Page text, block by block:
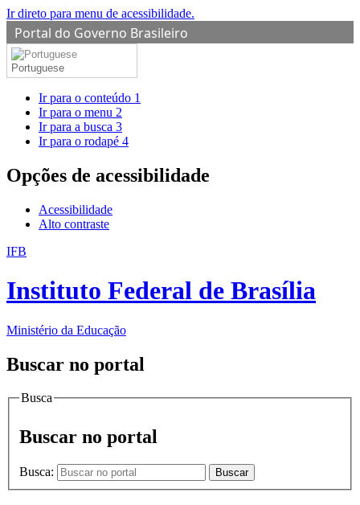
Ir direto para menu de acessibilidade.
Portal do Governo Brasileiro
Portuguese
Ir para o conteúdo 1
Ir para o menu 2
Ir para a busca 3
Ir para o rodapé 4
Opções de acessibilidade
Acessibilidade
Alto contraste
IFB
Instituto Federal de Brasília
Ministério da Educação
Buscar no portal
Busca
Buscar no portal
Busca: Buscar